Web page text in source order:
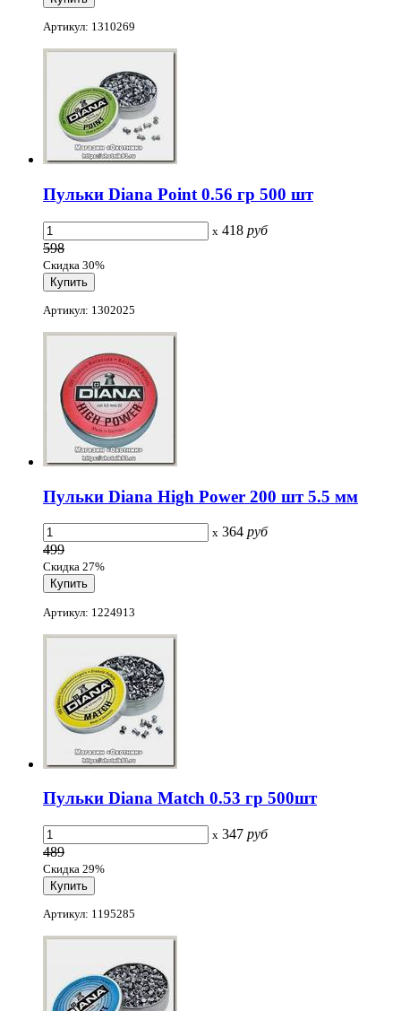
Артикул: 1310269
Пульки Diana Point 0.56 гр 500 шт
x 418 руб
598
Скидка 30%
Артикул: 1302025
Пульки Diana High Power 200 шт 5.5 мм
x 364 руб
499
Скидка 27%
Артикул: 1224913
Пульки Diana Match 0.53 гр 500шт
x 347 руб
489
Скидка 29%
Артикул: 1195285